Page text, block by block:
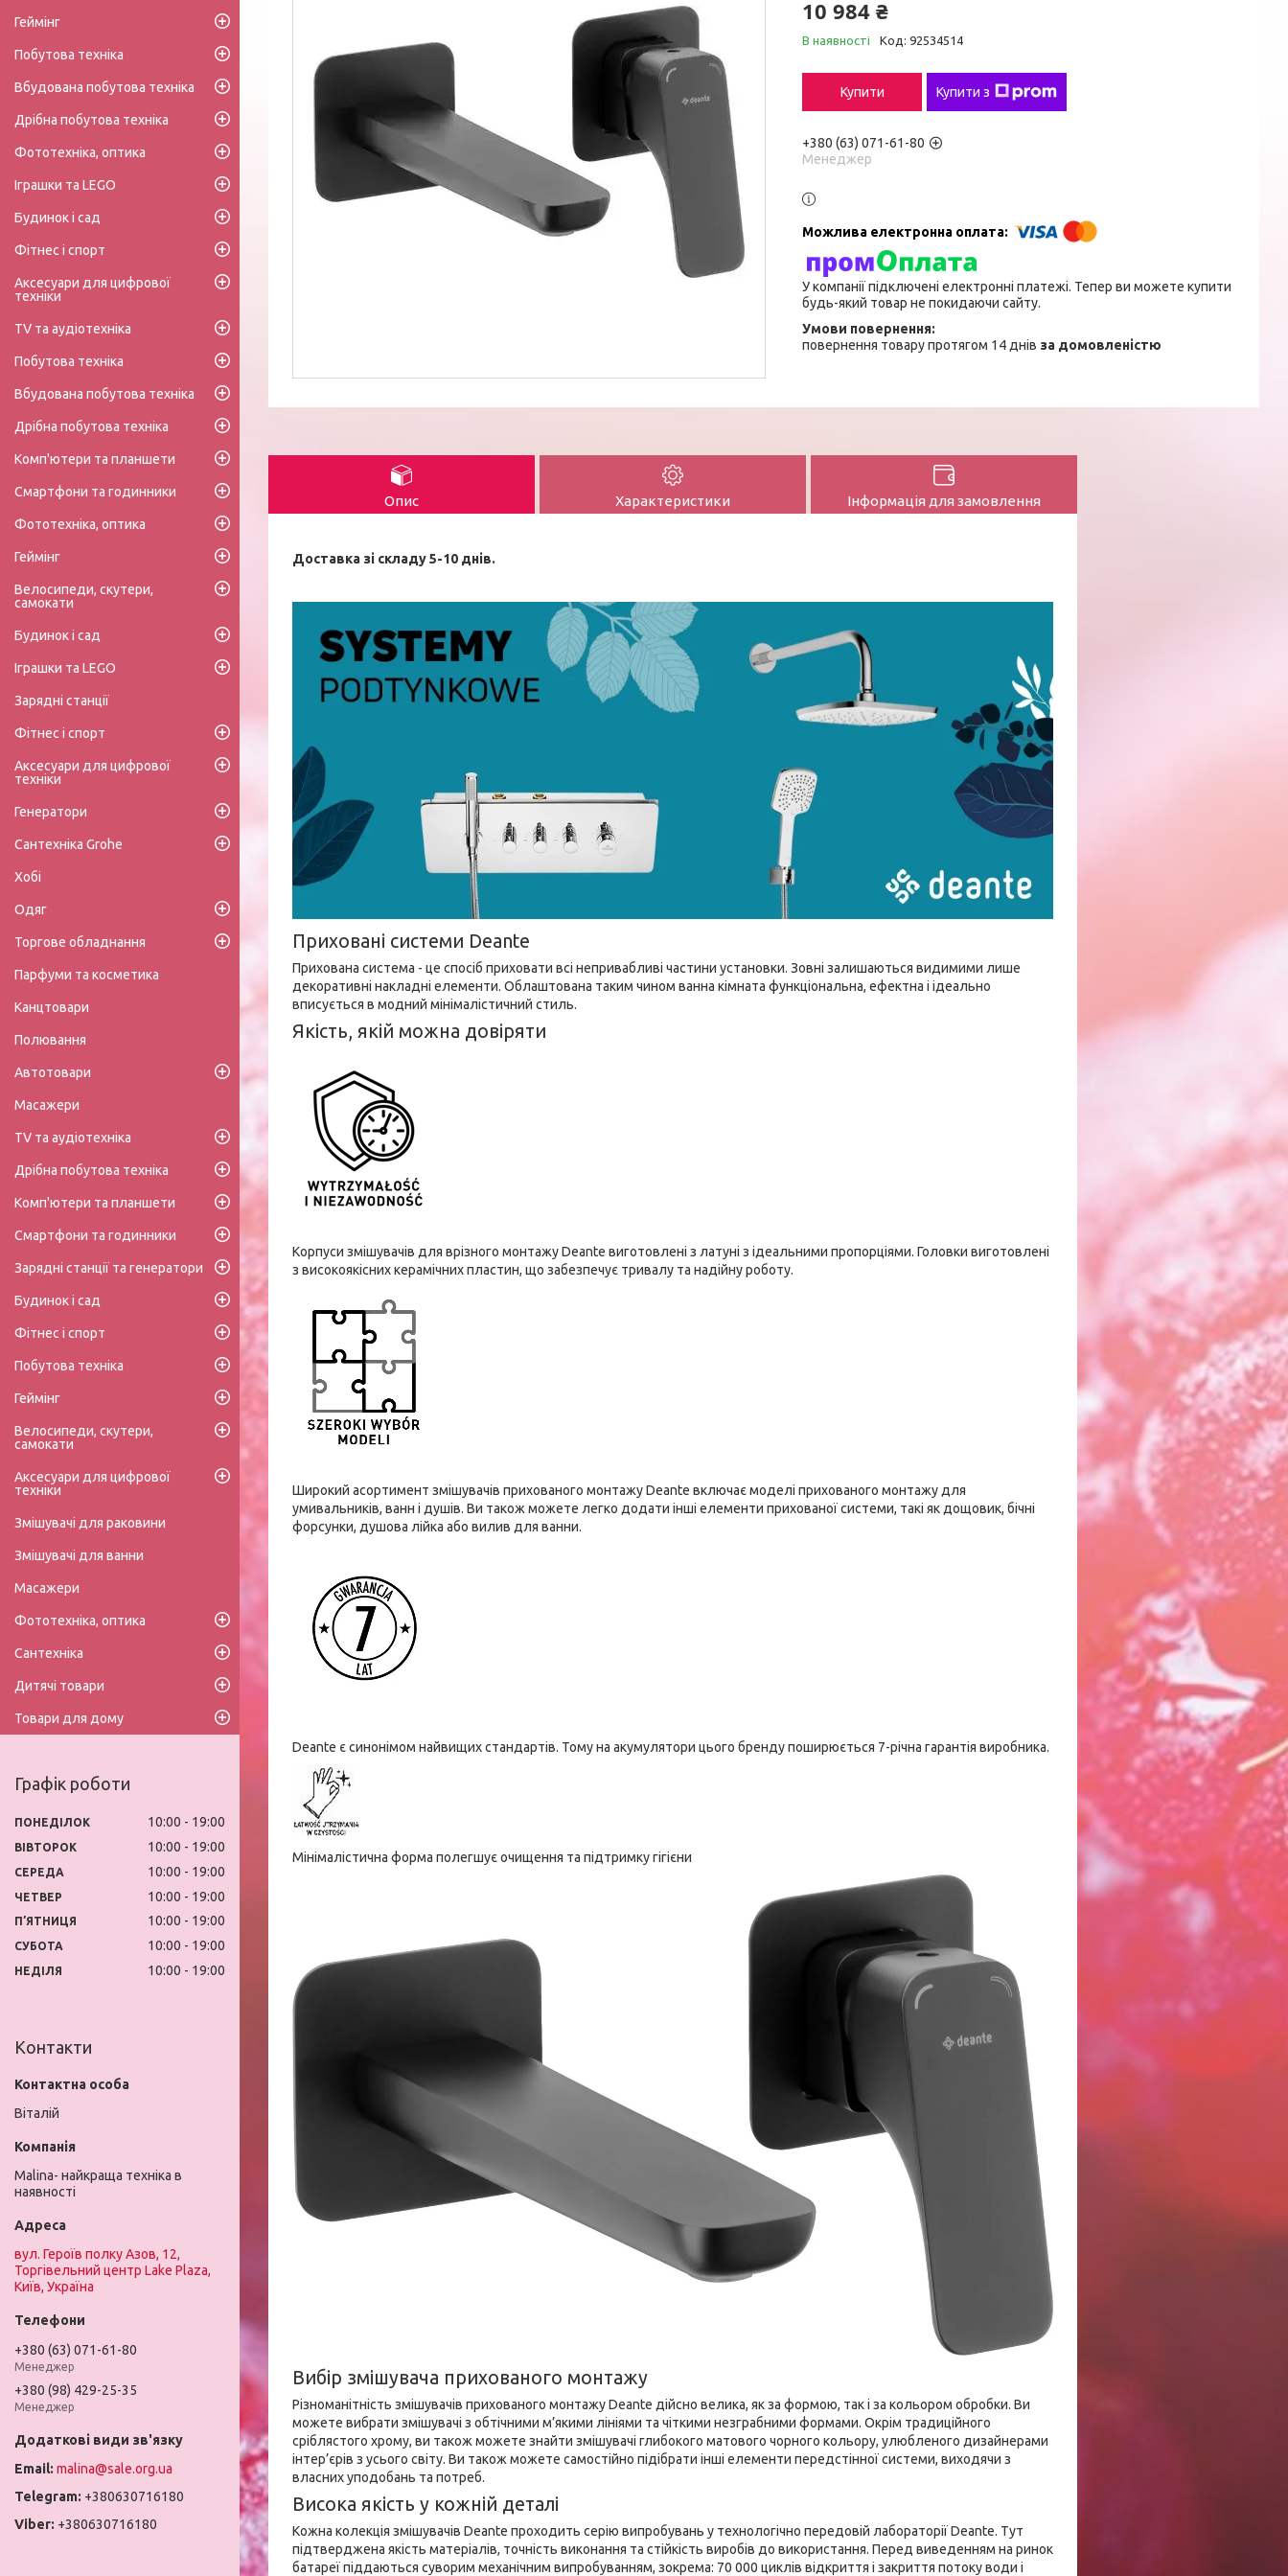
10 984 ₴
В наявності Код: 92534514
Купити Купити з
+380 (63) 071-61-80
Менеджер
У компанії підключені електронні платежі. Тепер ви можете купити
будь-який товар не покидаючи сайту.
повернення товару протягом 14 днів за домовленістю
Опис Характеристики Інформація для замовлення
Доставка зі складу 5-10 днів.
Приховані системи Deante
Прихована система - це спосіб приховати всі непривабливі частини установки. Зовні залишаються видимими лише
декоративні накладні елементи. Облаштована таким чином ванна кімната функціональна, ефектна і ідеально
вписується в модний мінімалістичний стиль.
Якість, якій можна довіряти
Корпуси змішувачів для врізного монтажу Deante виготовлені з латуні з ідеальними пропорціями. Головки виготовлені
з високоякісних керамічних пластин, що забезпечує тривалу та надійну роботу.
Широкий асортимент змішувачів прихованого монтажу Deante включає моделі прихованого монтажу для
умивальників, ванн і душів. Ви також можете легко додати інші елементи прихованої системи, такі як дощовик, бічні
форсунки, душова лійка або вилив для ванни.
Deante є синонімом найвищих стандартів. Тому на акумулятори цього бренду поширюється 7-річна гарантія виробника.
Мінімалістична форма полегшує очищення та підтримку гігієни
Вибір змішувача прихованого монтажу
Різноманітність змішувачів прихованого монтажу Deante дійсно велика, як за формою, так і за кольором обробки. Ви
можете вибрати змішувачі з обтічними м’якими лініями та чіткими незграбними формами. Окрім традиційного
сріблястого хрому, ви також можете знайти змішувачі глибокого матового чорного кольору, улюбленого дизайнерами
інтер’єрів з усього світу. Ви також можете самостійно підібрати інші елементи передстінної системи, виходячи з
власних уподобань та потреб.
Висока якість у кожній деталі
Кожна колекція змішувачів Deante проходить серію випробувань у технологічно передовій лабораторії Deante. Тут
підтверджена якість матеріалів, точність виконання та стійкість виробів до використання. Перед виведенням на ринок
батареї піддаються суворим механічним випробуванням, зокрема: 70 000 циклів відкриття і закриття потоку води і
Геймінг
Побутова техніка
Вбудована побутова техніка
Дрібна побутова техніка
Фототехніка, оптика
Іграшки та LEGO
Будинок і сад
Фітнес і спорт
Аксесуари для цифрової
техніки
TV та аудіотехніка
Побутова техніка
Вбудована побутова техніка
Дрібна побутова техніка
Комп'ютери та планшети
Смартфони та годинники
Фототехніка, оптика
Геймінг
Велосипеди, скутери,
самокати
Будинок і сад
Іграшки та LEGO
Зарядні станції
Фітнес і спорт
Аксесуари для цифрової
техніки
Генератори
Сантехніка Grohe
Хобі
Одяг
Торгове обладнання
Парфуми та косметика
Канцтовари
Полювання
Автотовари
Масажери
TV та аудіотехніка
Дрібна побутова техніка
Комп'ютери та планшети
Смартфони та годинники
Зарядні станції та генератори
Будинок і сад
Фітнес і спорт
Побутова техніка
Геймінг
Велосипеди, скутери,
самокати
Аксесуари для цифрової
техніки
Змішувачі для раковини
Змішувачі для ванни
Масажери
Фототехніка, оптика
Сантехніка
Дитячі товари
Товари для дому
Графік роботи
ПОНЕДІЛОК 10:00 19:00
ВІВТОРОК 10:00 19:00
СЕРЕДА 10:00 19:00
ЧЕТВЕР 10:00 19:00
ПʼЯТНИЦЯ 10:00 19:00
СУБОТА 10:00 19:00
НЕДІЛЯ 10:00 19:00
Контакти
Віталій
Malina- найкраща техніка в
наявності
вул. Героїв полку Азов, 12,
Торгівельний центр Lake Plaza,
Київ, Україна
+380 (63) 071-61-80
Менеджер
+380 (98) 429-25-35
Менеджер
malina@sale.org.ua
+380630716180
+380630716180